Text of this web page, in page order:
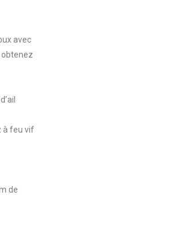
avec
obtenez
à feu vif
de